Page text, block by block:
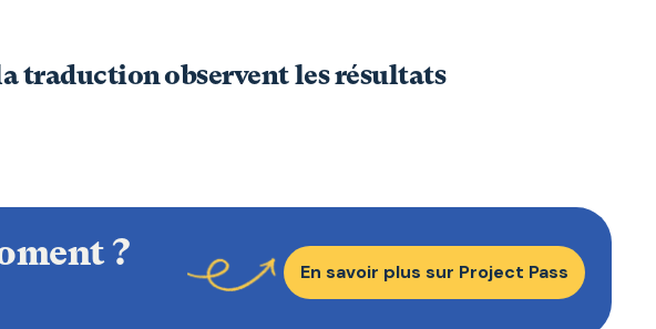
traduction observent les résultats
?
En savoir plus sur Project Pass